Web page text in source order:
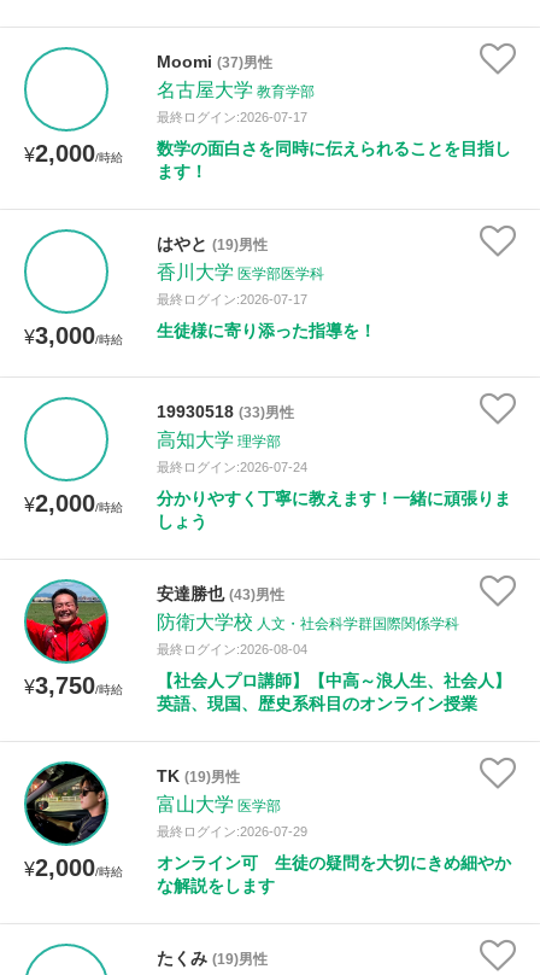
¥2,000/時給
Moomi (37)男性
名古屋大学 教育学部
最終ログイン:2026-07-17
数学の面白さを同時に伝えられることを目指し
ます！
¥3,000/時給
はやと (19)男性
香川大学 医学部医学科
最終ログイン:2026-07-17
生徒様に寄り添った指導を！
¥2,000/時給
19930518 (33)男性
高知大学 理学部
最終ログイン:2026-07-24
分かりやすく丁寧に教えます！一緒に頑張りま
しょう
¥3,750/時給
安達勝也 (43)男性
防衛大学校 人文・社会科学群国際関係学科
最終ログイン:2026-08-04
【社会人プロ講師】【中高～浪人生、社会人】
英語、現国、歴史系科目のオンライン授業
¥2,000/時給
TK (19)男性
富山大学 医学部
最終ログイン:2026-07-29
オンライン可 生徒の疑問を大切にきめ細やか
な解説をします
たくみ (19)男性